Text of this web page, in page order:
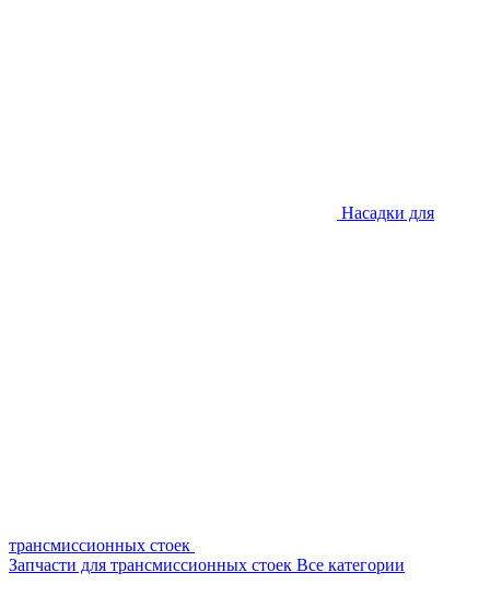
Насадки для
трансмиссионных стоек
Запчасти для трансмиссионных стоек Все категории